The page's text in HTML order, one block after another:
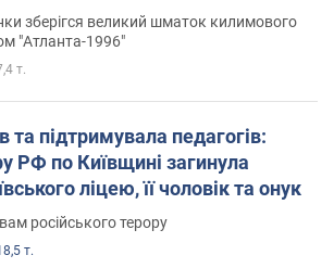
зберігся великий шматок килимового
"Атланта-1996"
т.
та підтримувала педагогів:
РФ по Київщині загинула
ліцею, її чоловік та онук
російського терору
т.